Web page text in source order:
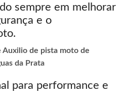
sempre em melhorar
e o
de pista moto de
da Prata
para performance e